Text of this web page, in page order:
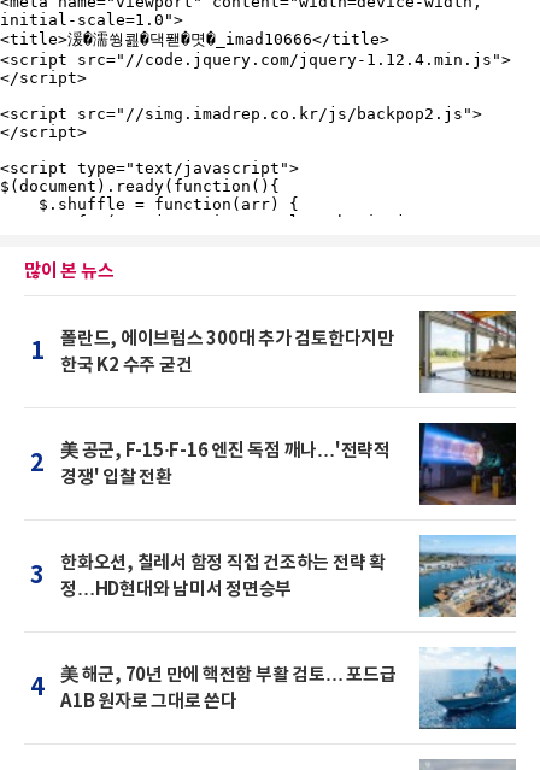
많이 본 뉴스
1
폴란드, 에이브럼스 300대 추가 검토한다지만
한국 K2 수주 굳건
2
美 공군, F-15·F-16 엔진 독점 깨나…'전략적
경쟁' 입찰 전환
3
한화오션, 칠레서 함정 직접 건조하는 전략 확
정…HD현대와 남미서 정면승부
4
美 해군, 70년 만에 핵전함 부활 검토… 포드급
A1B 원자로 그대로 쓴다